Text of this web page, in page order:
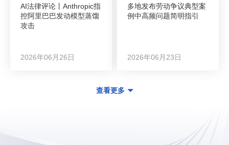
AI法律评论丨Anthropic指
控阿里巴巴发动模型蒸馏
攻击
2026年06月26日
多地发布劳动争议典型案
例中高频问题简明指引
2026年06月23日
查看更多